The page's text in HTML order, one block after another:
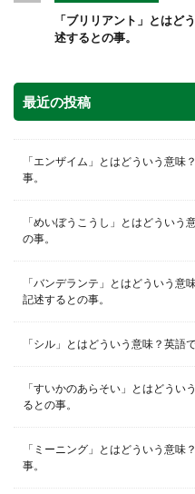
「ブリリアント」とは
述するとの事。
最近の投稿
「エンザイム」とはどういう意
事。
「めいぼうこうし」とはどういう
の事。
「バンデランテ」とはどういう意
記述するとの事。
「シル」とはどういう意味？英語
「すいかのあらそい」とはどう
るとの事。
「ミーニング」とはどういう意
事。